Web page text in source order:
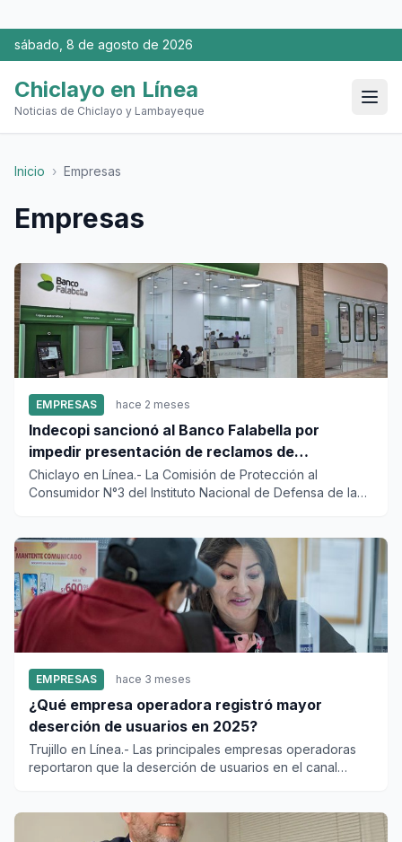
sábado, 8 de agosto de 2026
Chiclayo en Línea
Noticias de Chiclayo y Lambayeque
Inicio › Empresas
Empresas
EMPRESAS hace 2 meses
Indecopi sancionó al Banco Falabella por
impedir presentación de reclamos de
consumidores
Chiclayo en Línea.- La Comisión de Protección al
Consumidor N°3 del Instituto Nacional de Defensa de la
EMPRESAS hace 3 meses
¿Qué empresa operadora registró mayor
deserción de usuarios en 2025?
Trujillo en Línea.- Las principales empresas operadoras
reportaron que la deserción de usuarios en el canal